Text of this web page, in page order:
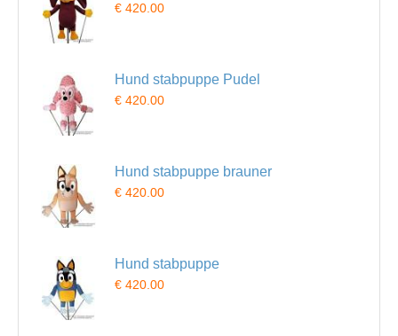
€ 420.00
Hund stabpuppe Pudel
€ 420.00
Hund stabpuppe brauner
€ 420.00
Hund stabpuppe
€ 420.00